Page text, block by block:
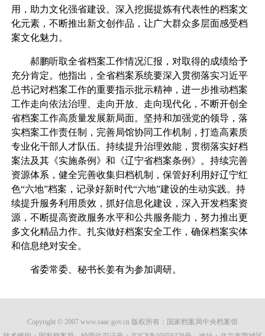
用，助力文化强省建设。深入挖掘提炼有代表性的档案文
化元素，不断推出新文创作品，让广大群众多层面感受档
案文化魅力。
郝鹏听取全省档案工作情况汇报，对取得的成绩给予
充分肯定。他指出，全省档案系统要深入贯彻落实习近平
总书记对档案工作的重要指示批示精神，进一步推动档案
工作走向依法治理、走向开放、走向现代化，不断开创全
省档案工作高质量发展新局面。坚持和加强党的领导，落
实档案工作责任制，完善局馆协同工作机制，打造高素质
专业化干部人才队伍。持续提升治理效能，贯彻落实好档
案法及其《实施条例》和《辽宁省档案条例》。持续完善
资源体系，健全完善收集归档机制，保管好利用好辽宁红
色“六地”档案，记录好新时代“六地”建设的生动实践。持
续提升服务利用质效，抓好信息化建设，深入开发档案资
源，不断提高资政服务水平和公共服务能力，努力推出更
多文化精品力作。扎实做好档案安全工作，确保档案实体
和信息绝对安全。
省委常委、秘书长姜有为参加调研。
Copyright © 2007 www.saac.gov.cn 版权所有：国家档案局中央档案馆